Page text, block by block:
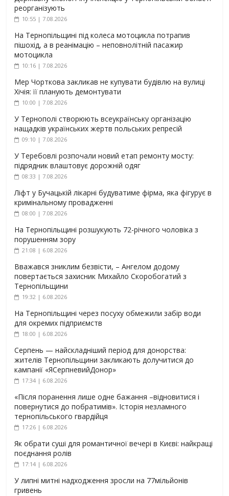
реорганізують
10:55 | 7.08.2026
На Тернопільщині під колеса мотоцикла потрапив
пішохід, а в реанімацію – неповнолітній пасажир
мотоцикла
10:16 | 7.08.2026
Мер Чорткова закликав не купувати будівлю на вулиці
Хічія: її планують демонтувати
10:00 | 7.08.2026
У Тернополі створюють всеукраїнську організацію
нащадків українських жертв польських репресій
09:10 | 7.08.2026
У Теребовлі розпочали новий етап ремонту мосту:
підрядник влаштовує дорожній одяг
08:33 | 7.08.2026
Ліфт у Бучацькій лікарні будуватиме фірма, яка фігурує в
кримінальному провадженні
08:00 | 7.08.2026
На Тернопільщині розшукують 72-річного чоловіка з
порушенням зору
21:08 | 6.08.2026
Вважався зниклим безвісти, – Ангелом додому
повертається захисник Михайло Скоробогатий з
Тернопільщини
19:32 | 6.08.2026
На Тернопільщині через посуху обмежили забір води
для окремих підприємств
18:00 | 6.08.2026
Серпень — найскладніший період для донорства:
жителів Тернопільщини закликають долучитися до
кампанії «ЯСерпневийДонор»
17:34 | 6.08.2026
«Після поранення лише одне бажання –відновитися і
повернутися до побратимів». Історія незламного
тернопільського гвардійця
17:26 | 6.08.2026
Як обрати суші для романтичної вечері в Києві: найкращі
поєднання ролів
17:14 | 6.08.2026
У липні митні надходження зросли на 77мільйонів
гривень